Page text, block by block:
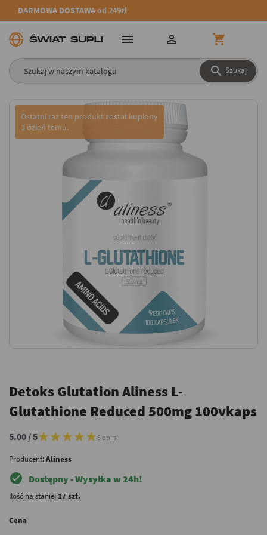
DARMOWA DOSTAWA od 249zł
 Szukaj
  
Ostatni raz ten produkt został kupiony
1 dzień temu.
Detoks Glutation Aliness L-
Glutathione Reduced 500mg 100vkaps
5.00 / 5 5 opinii
Producent:Aliness
check_circle Dostępny - Wysyłka w 24h!
Ilość na stanie: 17 szt.
Cena